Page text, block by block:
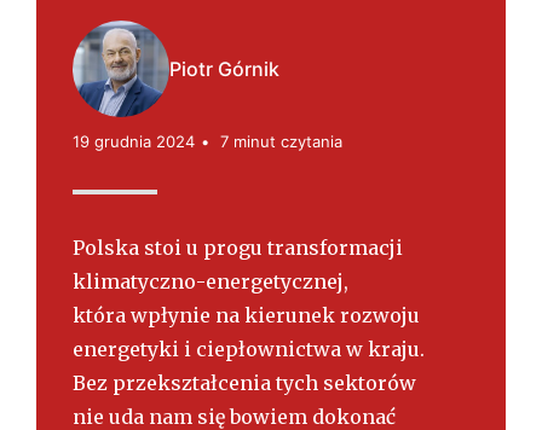
k
i Piotr Górnik
19 grudnia 2024 7 minut czytania
Polska stoi u progu transformacji
klimatyczno-energetycznej,
która wpłynie na kierunek rozwoju
energetyki i ciepłownictwa w kraju.
Bez przekształcenia tych sektorów
nie uda nam się bowiem dokonać